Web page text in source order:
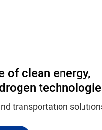
of clean energy,
transportation